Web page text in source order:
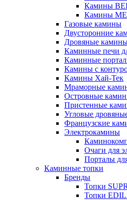
Камины
Камины
Газовые камины
Двусторонние
Дровяные
Каминные печи
Каминные
Камины с
Камины Хай-Тек
Мраморные
Островные
Пристенные
Угловые
Французские
Электрокамины
Очаги для
Порталы
Каминные топки
Бренды
Топки
Топки